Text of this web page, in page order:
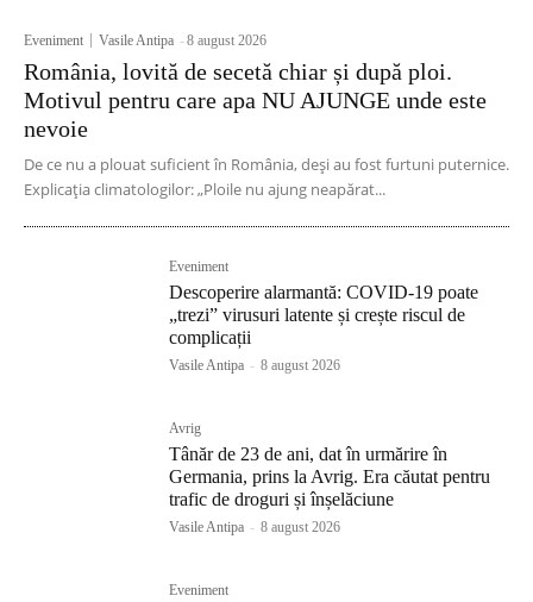
Eveniment Vasile Antipa -8 august 2026
România, lovită de secetă chiar și după ploi.
Motivul pentru care apa NU AJUNGE unde este
nevoie
De ce nu a plouat suficient în România, deși au fost furtuni puternice.
Explicația climatologilor: „Ploile nu ajung neapărat...
Eveniment
Descoperire alarmantă: COVID-19 poate
„trezi” virusuri latente și crește riscul de
complicații
Vasile Antipa - 8 august 2026
Avrig
Tânăr de 23 de ani, dat în urmărire în
Germania, prins la Avrig. Era căutat pentru
trafic de droguri și înșelăciune
Vasile Antipa - 8 august 2026
Eveniment